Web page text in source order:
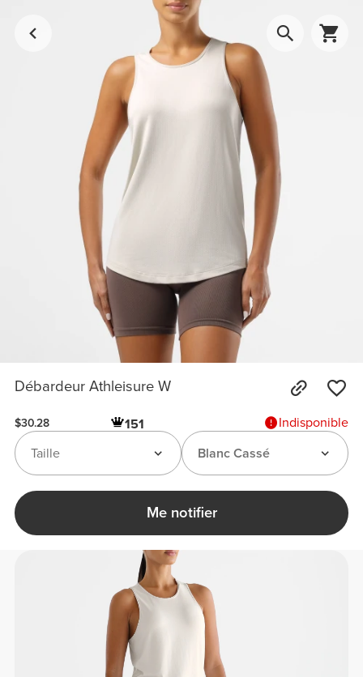
Débardeur Athleisure W
$30.28 151
Indisponible
Blanc Cassé
Taille
Me notifier